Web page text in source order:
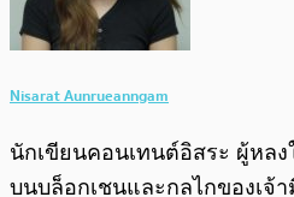
Nisarat Aunrueanngam
นักเขียนคอนเทนต์อิสระ ผู้หล
บนบล็อกเชนและกลไกของเจ้